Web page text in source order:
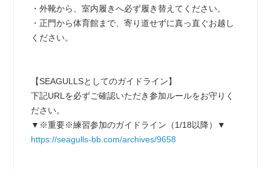
・外靴から、室内履きへ必ず履き替えてください。
・正門から体育館まで、寄り道せずに真っ直ぐお越し
ください。
【SEAGULLSとしてのガイドライン】
下記URLを必ずご確認いただき参加ルールをお守りく
ださい。
▼※重要※練習参加のガイドライン（1/18以降）▼
https://seagulls-bb.com/archives/9658